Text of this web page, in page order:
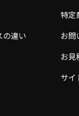
の違い
特定
お問
お見
サイ